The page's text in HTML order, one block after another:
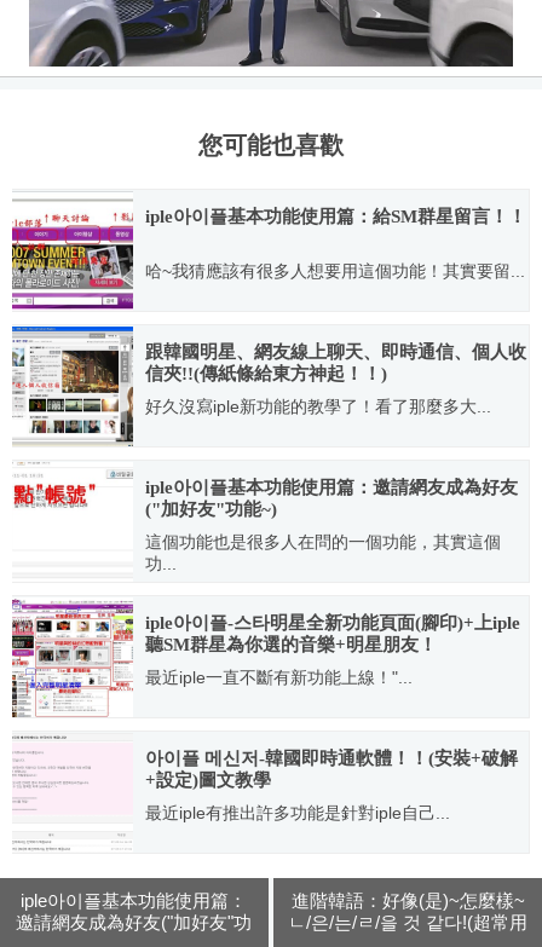
您可能也喜歡
iple아이플基本功能使用篇：給SM群星留言！！
哈~我猜應該有很多人想要用這個功能！其實要留...
2007.08.04
跟韓國明星、網友線上聊天、即時通信、個人收
信夾!!(傳紙條給東方神起！！)
好久沒寫iple新功能的教學了！看了那麼多大...
2007.09.05
iple아이플基本功能使用篇：邀請網友成為好友
("加好友"功能~)
這個功能也是很多人在問的一個功能，其實這個
功...
iple아이플-스타明星全新功能頁面(腳印)+上iple
聽SM群星為你選的音樂+明星朋友！
最近iple一直不斷有新功能上線！"...
아이플 메신저-韓國即時通軟體！！(安裝+破解
+設定)圖文教學
最近iple有推出許多功能是針對iple自己...
iple아이플基本功能使用篇：
邀請網友成為好友("加好友"功
進階韓語：好像(是)~怎麼樣~
ㄴ/은/는/ㄹ/을 것 같다!(超常用